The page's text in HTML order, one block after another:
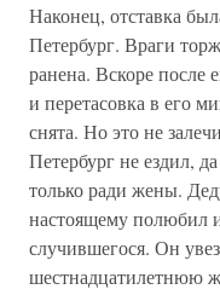
Наконец, отставка
Петербург. Враги
ранена. Вскоре после
и перетасовка в его
снята. Но это не
Петербург не ездил,
только ради жены.
настоящему полюбил
случившегося. Он
шестнадцатилетнюю